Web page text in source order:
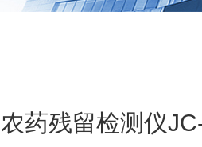
药残留检测仪